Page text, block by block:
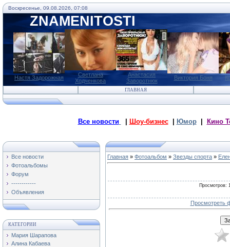
Воскресенье, 09.08.2026, 07:08
ZNAMENITOSTI
Настя Задорожная
Светлана
Ходченкова
Анастасия
Заворотнюк
Виктория Боня
ГЛАВНАЯ
Все новости Шоу-бизнес| Юмор| Кино
Все новости
Фотоальбомы
Форум
------------
Объявления
КАТЕГОРИИ
Мария Шарапова
Алина Кабаева
Главная » Фотоальбом » Звезды спорта »
Просмотров:
Просмотреть